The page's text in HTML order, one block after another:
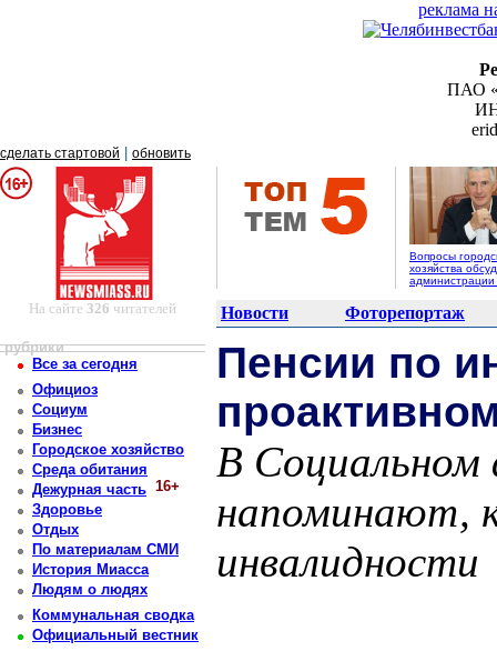
реклама
ПАО
сделать стартовой обновить
Вопросы
хозяйства
На сайте 326 читателей Новости Фоторепортаж
рубрики
Все за сегодня
Официоз
Социум
Бизнес
Городское хозяйство
Среда обитания
Дежурная часть 16+
Здоровье
Отдых
По материалам СМИ
История Миасса
Людям о людях
Коммунальная сводка
Официальный вестник
Пенсии по
В Социальном
напоминают,
инвалидности